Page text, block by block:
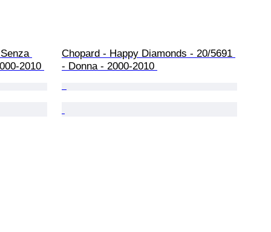
2010
Chopard - Happy Diamonds - 20/5691
- Donna - 2000-2010